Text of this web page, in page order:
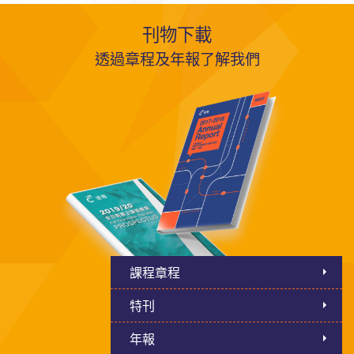
刊物下載
透過章程及年報了解我們
課程章程
特刊
年報